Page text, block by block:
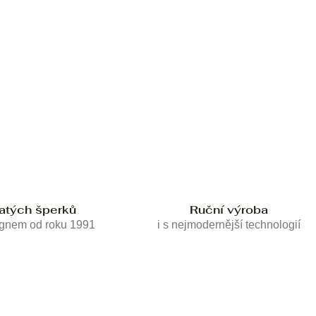
šperků
od roku 1991
Ruční výroba
i s nejmodernější technologií